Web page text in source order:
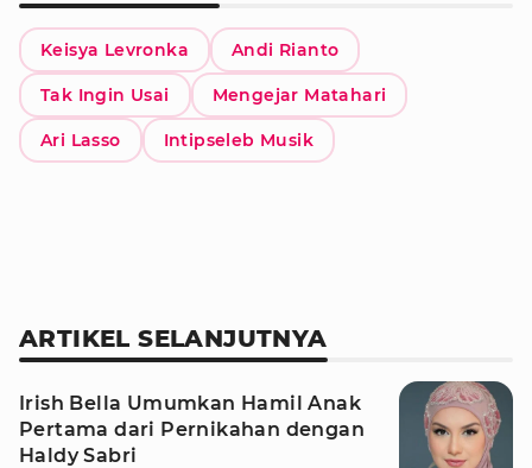
Keisya Levronka Andi Rianto
Tak Ingin Usai Mengejar Matahari
Ari Lasso Intipseleb Musik
ARTIKEL SELANJUTNYA
Irish Bella Umumkan Hamil Anak
Pertama dari Pernikahan dengan
Haldy Sabri